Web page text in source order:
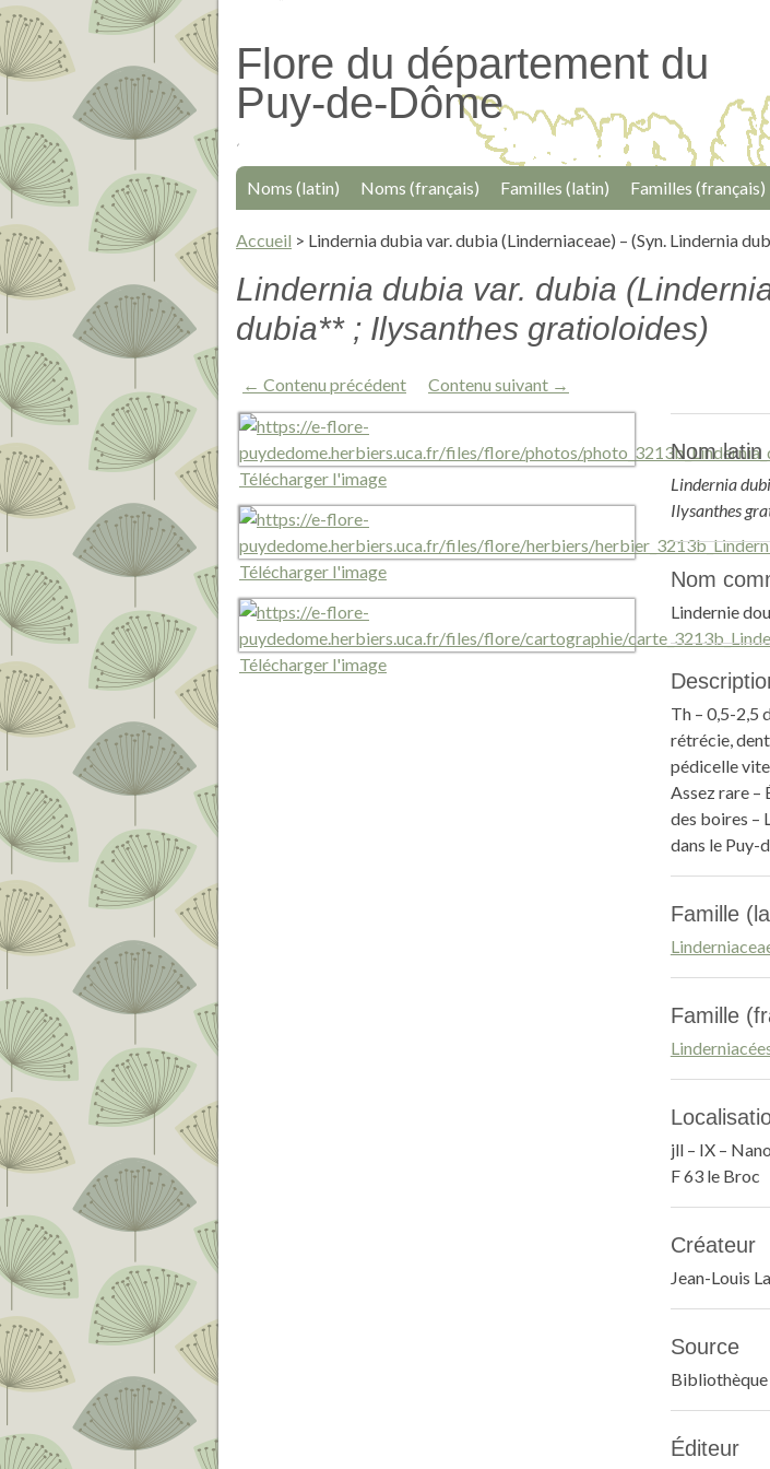
Passer
au
contenu
Flore du département du
Puy-de-Dôme
Noms (latin) Noms (français) Familles (latin) Familles (français)
Accueil > Lindernia dubia var. dubia (Linderniaceae) – (Syn. Lindernia
Lindernia dubia var. dubia
dubia** ; Ilysanthes gratioloides)
← Contenu précédent Contenu suivant →
Télécharger l'image
Télécharger l'image
Télécharger l'image
Nom latin
Lindernia
Ilysanthes
Nom
Lindernie
Th – 0,5-2,5
rétrécie,
pédicelle
Assez rare –
des boires –
dans le Puy-
Famille
Famille
jll – IX –
F 63 le Broc
Créateur
Jean-Louis
Source
Éditeur